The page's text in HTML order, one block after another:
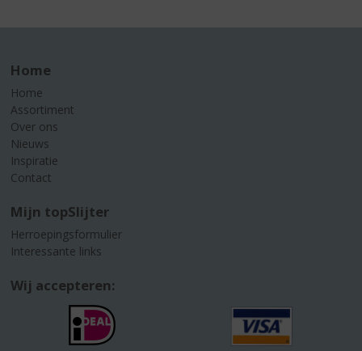
Home
Home
Assortiment
Over ons
Nieuws
Inspiratie
Contact
Mijn topSlijter
Herroepingsformulier
Interessante links
Wij accepteren: